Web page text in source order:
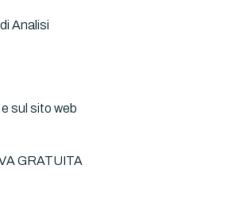
Analisi
sul sito web
GRATUITA